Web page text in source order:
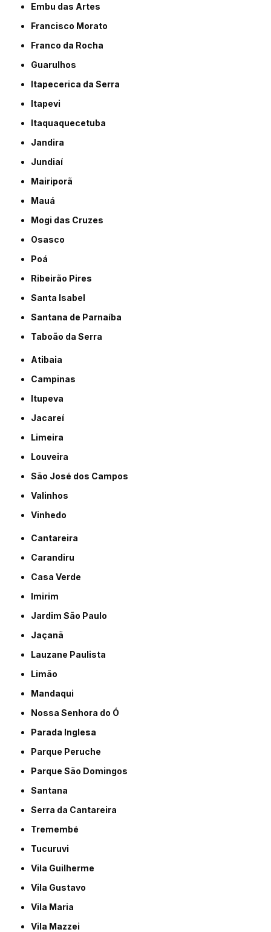
Embu das Artes
Francisco Morato
Franco da Rocha
Guarulhos
Itapecerica da Serra
Itapevi
Itaquaquecetuba
Jandira
Jundiaí
Mairiporã
Mauá
Mogi das Cruzes
Osasco
Poá
Ribeirão Pires
Santa Isabel
Santana de Parnaíba
Taboão da Serra
Atibaia
Campinas
Itupeva
Jacareí
Limeira
Louveira
São José dos Campos
Valinhos
Vinhedo
Cantareira
Carandiru
Casa Verde
Imirim
Jardim São Paulo
Jaçanã
Lauzane Paulista
Limão
Mandaqui
Nossa Senhora do Ó
Parada Inglesa
Parque Peruche
Parque São Domingos
Santana
Serra da Cantareira
Tremembé
Tucuruvi
Vila Guilherme
Vila Gustavo
Vila Maria
Vila Mazzei